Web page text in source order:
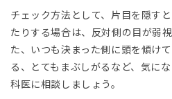
チェック方法として、片目を隠す
たりする場合は、反対側の目が弱
た、いつも決まった側に頭を傾け
る、とてもまぶしがるなど、気に
科医に相談しましょう。